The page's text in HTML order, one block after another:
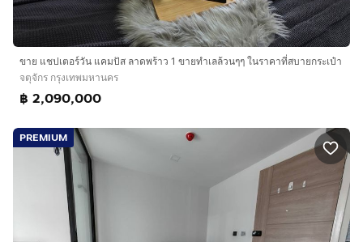
ขาย แชปเตอร์วัน แคมปัส ลาดพร้าว 1 ขายทำเลล้วนๆๆ ในราคาที่สบายกระเป๋า
จตุจักร กรุงเทพมหานคร
฿ 2,090,000
PREMIUM